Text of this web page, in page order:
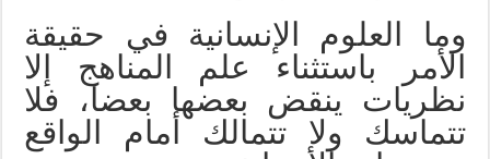
وما العلوم الإنسانية في حقيقة
الأمر باستثناء علم المناهج إلا
نظريات ينقض بعضها بعضا، فلا
تتماسك ولا تتمالك أمام الواقع